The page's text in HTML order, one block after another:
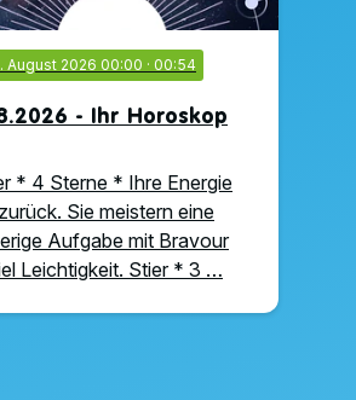
. August 2026 00:00 · 00:54
- Ihr Horoskop
* 4 Sterne * Ihre Energie
Sie meistern eine
Aufgabe mit Bravour
Leichtigkeit. Stier * 3 …